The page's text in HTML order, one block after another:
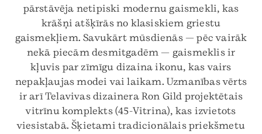
pārstāvēja netipiski modernu gaismekli, kas
krāšņi atšķīrās no klasiskiem griestu
gaismekļiem. Savukārt mūsdienās — pēc vairāk
nekā piecām desmitgadēm — gaismeklis ir
kļuvis par zīmīgu dizaina ikonu, kas vairs
nepakļaujas modei vai laikam. Uzmanības vērts
ir arī Telavivas dizainera Ron Gild projektētais
vitrīnu komplekts (45-Vitrina), kas izvietots
viesistabā. Šķietami tradicionālais priekšmetu